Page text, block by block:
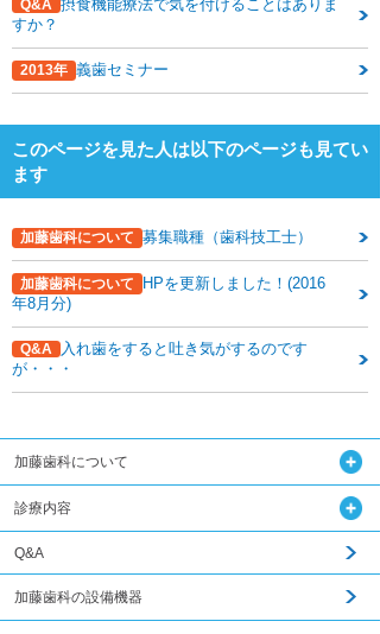
Q&A
摂食機能療法で気を付けることはありま
すか？
2013年 義歯セミナー
このページを見た人は以下のページも見てい
ます
加藤歯科について 募集職種（歯科技工士）
加藤歯科について
HPを更新しました！(2016
年8月分)
Q&A
入れ歯をすると吐き気がするのです
が・・・
加藤歯科について
診療内容
Q&A
加藤歯科の設備機器
下関観光ガイド
年賀状・暑中お見舞い